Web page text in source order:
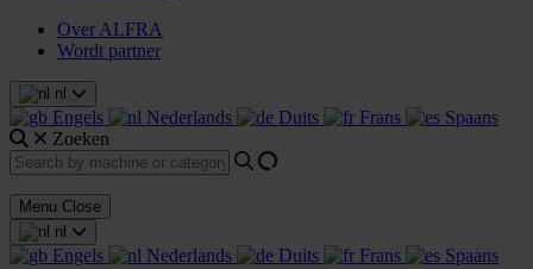
Over ALFRA
Wordt partner
nl
Engels Nederlands Duits Frans
Spaans
Zoeken
Menu Close
nl
Engels Nederlands Duits Frans
Spaans